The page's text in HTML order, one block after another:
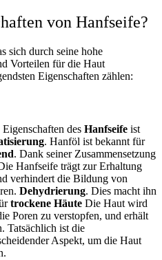
von Hanfseife?
sich durch seine hohe
Vorteilen für die Haut
Eigenschaften zählen:
des Hanfseife ist
. Hanföl ist bekannt für
. Dank seiner Zusammensetzung
Hanfseife trägt zur Erhaltung
verhindert die Bildung von
Dehydrierung. Dies macht ihn
trockene Häute Die Haut wird
Poren zu verstopfen, und erhält
Tatsächlich ist die
Aspekt, um die Haut